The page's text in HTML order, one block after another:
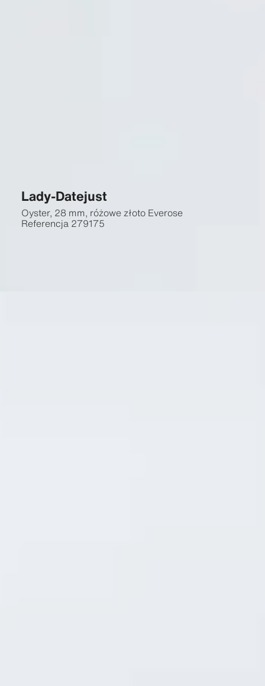
Lady-Datejust
Oyster, 28 mm, różowe złoto Everose
Referencja 279175